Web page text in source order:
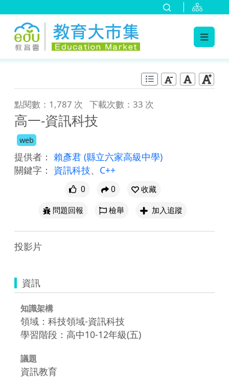
點閱數：1,787 次 下載次數：33 次
高一-資訊科技
web
提供者： 賴彥君 (縣立六家高級中學)
關鍵字： 資訊科技、 C++
0 0
收藏
問題回報
檢舉 加入追蹤
投影片
資訊
知識架構
領域：科技領域-資訊科技
學習階段：高中10-12年級(五)
議題
資訊教育